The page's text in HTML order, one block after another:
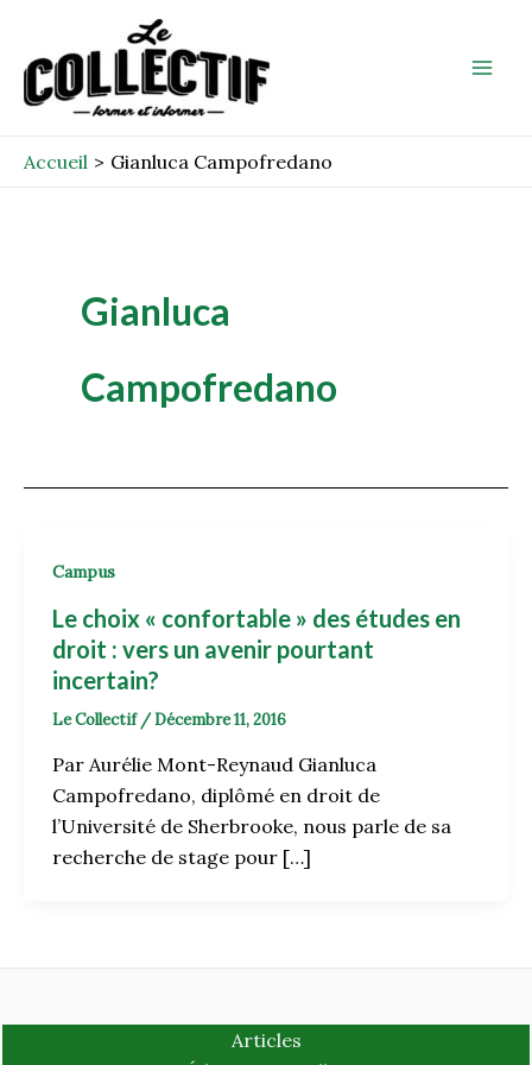
contenu
Accueil Gianluca Campofredano
Gianluca
Campofredano
Campus
Le choix « confortable » des études en
droit : vers un avenir pourtant
incertain?
Le Collectif /Décembre 11, 2016
Par Aurélie Mont-Reynaud Gianluca
Campofredano, diplômé en droit de
l’Université de Sherbrooke, nous parle de sa
recherche de stage pour […]
Articles